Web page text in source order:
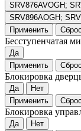
SRV876AVOGH;
SRV896AOGH;
Применить
Бесступенчатая
Да
Применить
Блокировка
Да
Нет
Применить
Блокировка
Да
Нет